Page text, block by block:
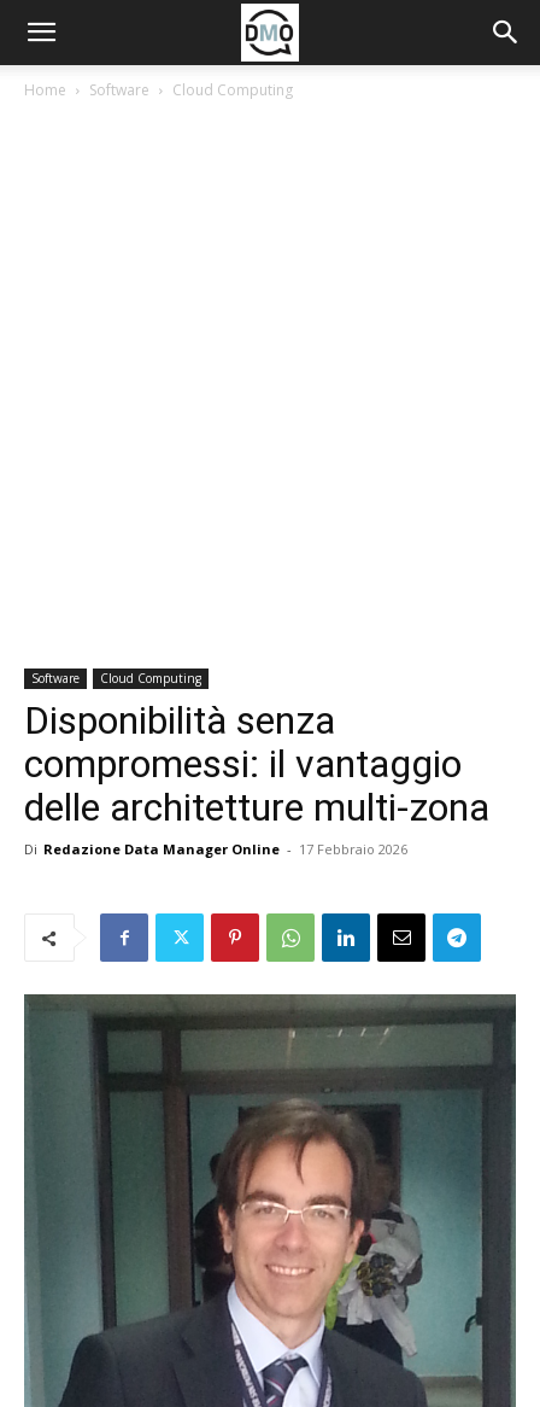
Home Software Cloud Computing
Software Cloud Computing
Disponibilità senza
compromessi: il vantaggio
delle architetture multi-zona
Di Redazione Data Manager Online - 17 Febbraio 2026